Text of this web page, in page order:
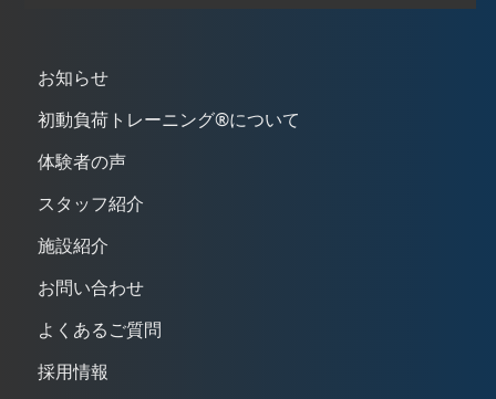
お知らせ
初動負荷トレーニング®について
体験者の声
スタッフ紹介
施設紹介
お問い合わせ
よくあるご質問
採用情報